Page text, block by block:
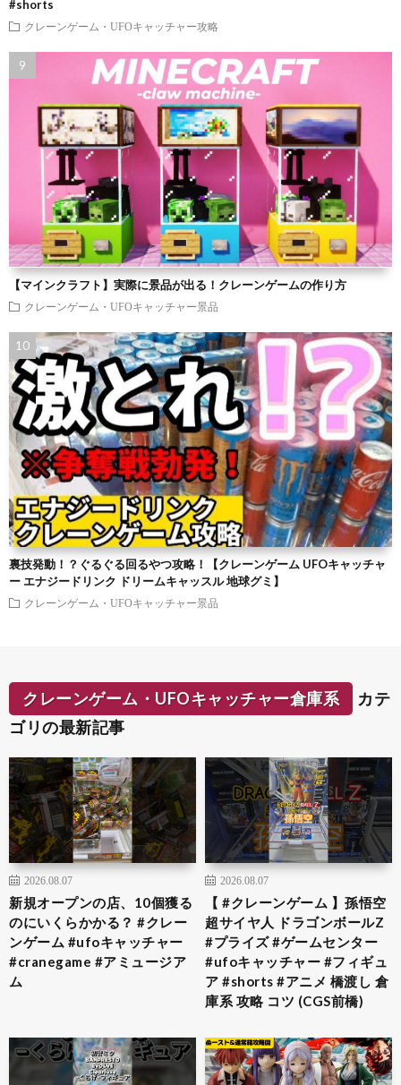
#shorts
クレーンゲーム・UFOキャッチャー攻略
【マインクラフト】実際に景品が出る！クレーンゲームの作り方
クレーンゲーム・UFOキャッチャー景品
裏技発動！？ぐるぐる回るやつ攻略！【クレーンゲーム UFOキャッチャ
ー エナジードリンク ドリームキャッスル 地球グミ】
クレーンゲーム・UFOキャッチャー景品
クレーンゲーム・UFOキャッチャー倉庫系
カテ
ゴリの最新記事
2026.08.07
新規オープンの店、10個獲る
のにいくらかかる？ #クレー
ンゲーム #ufoキャッチャー
#cranegame #アミュージア
ム
2026.08.07
【 #クレーンゲーム 】孫悟空
超サイヤ人 ドラゴンボールZ
#プライズ #ゲームセンター
#ufoキャッチャー #フィギュ
ア #shorts #アニメ 橋渡し 倉
庫系 攻略 コツ (CGS前橋)